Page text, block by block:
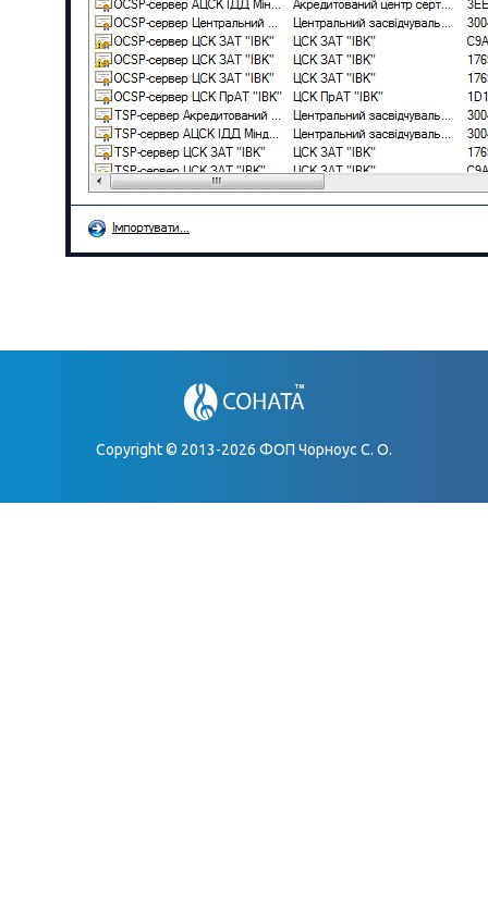
Copyright © 2013-2026 ФОП Чорноус С. О.